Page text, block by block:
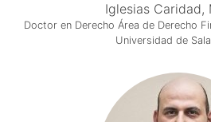
Iglesias Caridad,
Doctor en Derecho Área de Derecho
Universidad de